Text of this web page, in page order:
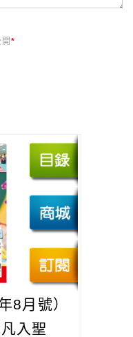
開*
8月號）
入聖